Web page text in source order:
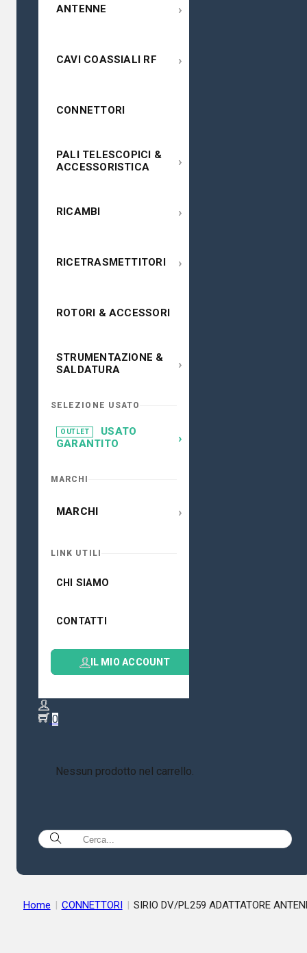
ANTENNE ›
CAVI COASSIALI RF ›
CONNETTORI
PALI TELESCOPICI &
ACCESSORISTICA
›
RICAMBI ›
RICETRASMETTITORI ›
ROTORI & ACCESSORI
STRUMENTAZIONE &
SALDATURA
›
SELEZIONE USATO
OUTLET
USATO
GARANTITO
›
MARCHI
MARCHI ›
LINK UTILI
CHI SIAMO
CONTATTI
IL MIO ACCOUNT
0
Nessun prodotto nel carrello.
Home | CONNETTORI | SIRIO DV/PL259 ADATTATORE